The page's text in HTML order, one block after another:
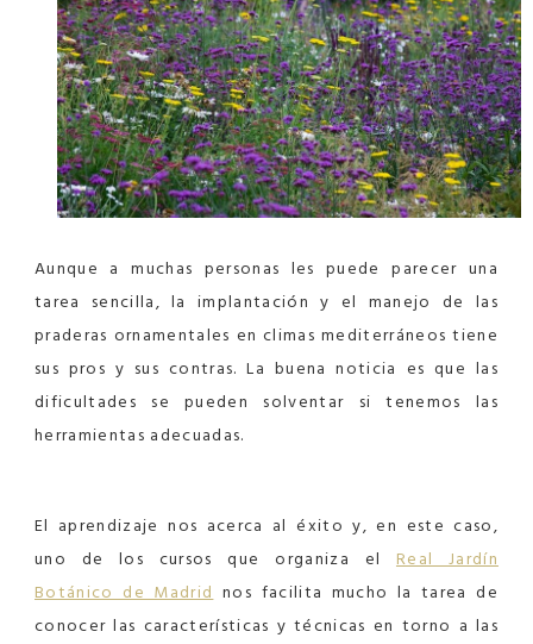
Aunque a muchas personas les puede parecer una
tarea sencilla, la implantación y el manejo de las
praderas ornamentales en climas mediterráneos tiene
sus pros y sus contras. La buena noticia es que las
dificultades se pueden solventar si tenemos las
herramientas adecuadas.
El aprendizaje nos acerca al éxito y, en este caso,
uno de los cursos que organiza el Real Jardín
Botánico de Madridnos facilita mucho la tarea de
conocer las características y técnicas en torno a las